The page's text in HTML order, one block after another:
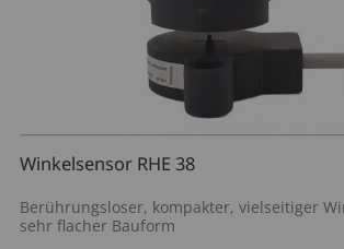
Winkelsensor RHE 38
Berührungsloser, kompakter, vielseitiger
sehr flacher Bauform
Funkfernbedienung
Motorendrehzahl